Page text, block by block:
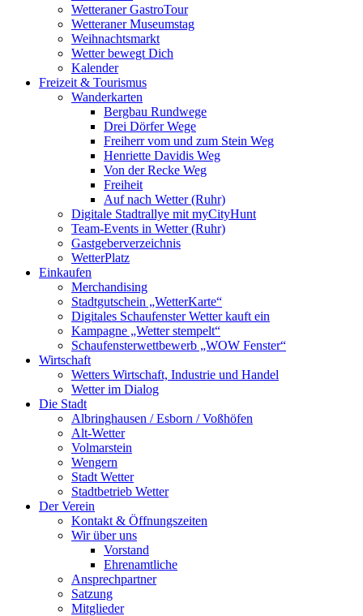
Wetteraner GastroTour
Wetteraner Museumstag
Weihnachtsmarkt
Wetter bewegt Dich
Kalender
Freizeit & Tourismus
Wanderkarten
Bergbau Rundwege
Drei Dörfer Wege
Freiherr vom und zum Stein Weg
Henriette Davidis Weg
Von der Recke Weg
Freiheit
Auf nach Wetter (Ruhr)
Digitale Stadtrallye mit myCityHunt
Team-Events in Wetter (Ruhr)
Gastgeberverzeichnis
WetterPlatz
Einkaufen
Merchandising
Stadtgutschein „WetterKarte“
Digitales Schaufenster Wetter kauft ein
Kampagne „Wetter stempelt“
Schaufensterwettbewerb „WOW Fenster“
Wirtschaft
Wetters Wirtschaft, Industrie und Handel
Wetter im Dialog
Die Stadt
Albringhausen / Esborn / Voßhöfen
Alt-Wetter​
Volmarstein
Wengern
Stadt Wetter
Stadtbetrieb Wetter
Der Verein
Kontakt & Öffnungszeiten
Wir über uns
Vorstand
Ehrenamtliche
Ansprechpartner
Satzung
Mitglieder